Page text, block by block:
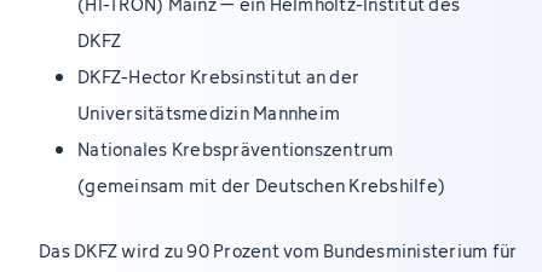
DKFZ
DKFZ-Hector Krebsinstitut an der
Universitätsmedizin Mannheim
Nationales Krebspräventionszentrum
(gemeinsam mit der Deutschen Krebshilfe)
Das DKFZ wird zu 90 Prozent vom Bundesministerium für